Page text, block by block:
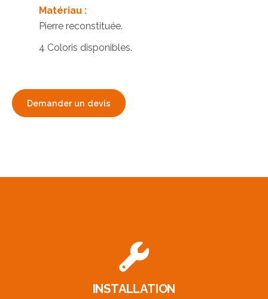
Matériau :
Pierre reconstituée.
4 Coloris disponibles.
Demander un devis
INSTALLATION